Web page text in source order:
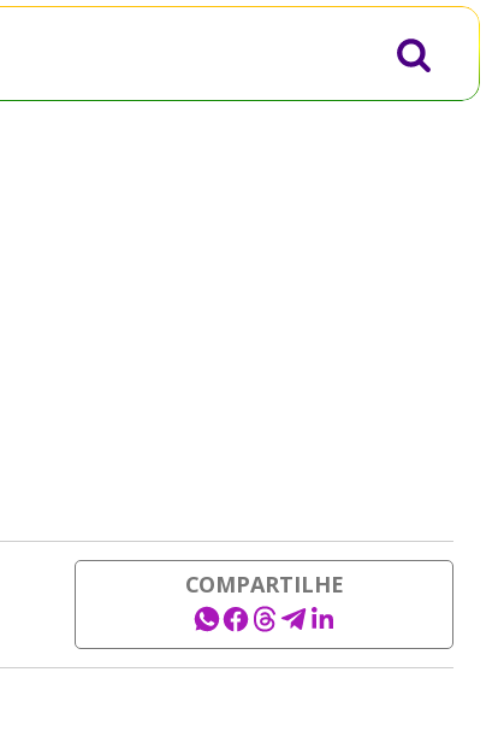
COMPARTILHE